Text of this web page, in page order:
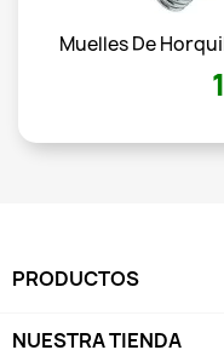
Muelles De
PRODUCTOS
NUESTRA TIENDA